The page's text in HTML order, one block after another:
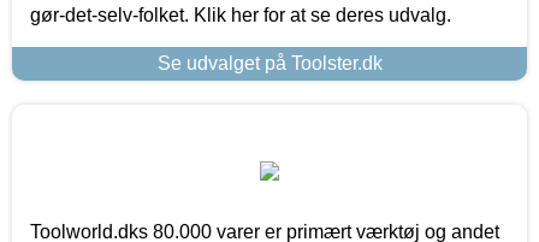
gør-det-selv-folket. Klik her for at se deres udvalg.
Se udvalget på Toolster.dk
Toolworld.dks 80.000 varer er primært værktøj og andet